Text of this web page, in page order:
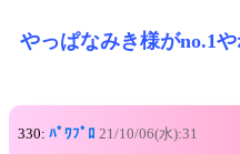
やっぱなみき様がno.1
330: ﾊﾟﾜﾌﾟﾛ 21/10/06(水):31